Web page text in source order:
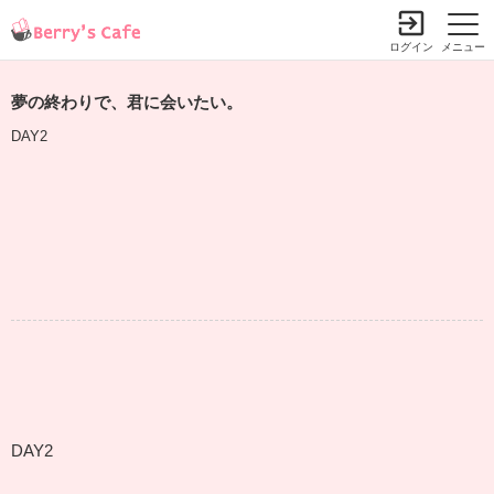
メニュー
ログイン
夢の終わりで、君に会いたい。
DAY2
DAY2